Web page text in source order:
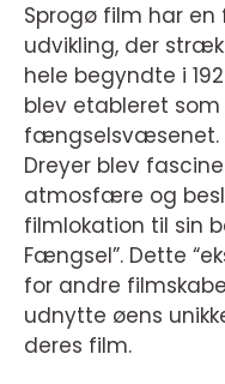
Sprogø film har
udvikling, der
hele begyndte i
blev etableret
fængselsvæsenet.
Dreyer blev
atmosfære og
filmlokation til sin
Fængsel”. Dette
for andre
udnytte øens
deres film.